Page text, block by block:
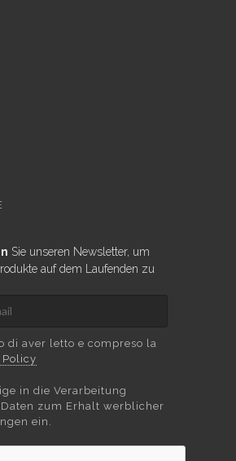
Sie unseren Newsletter, um
auf dem Laufenden zu
di aver letto e compreso la
Policy
in die Verarbeitung
zum Erhalt werblicher
ein.